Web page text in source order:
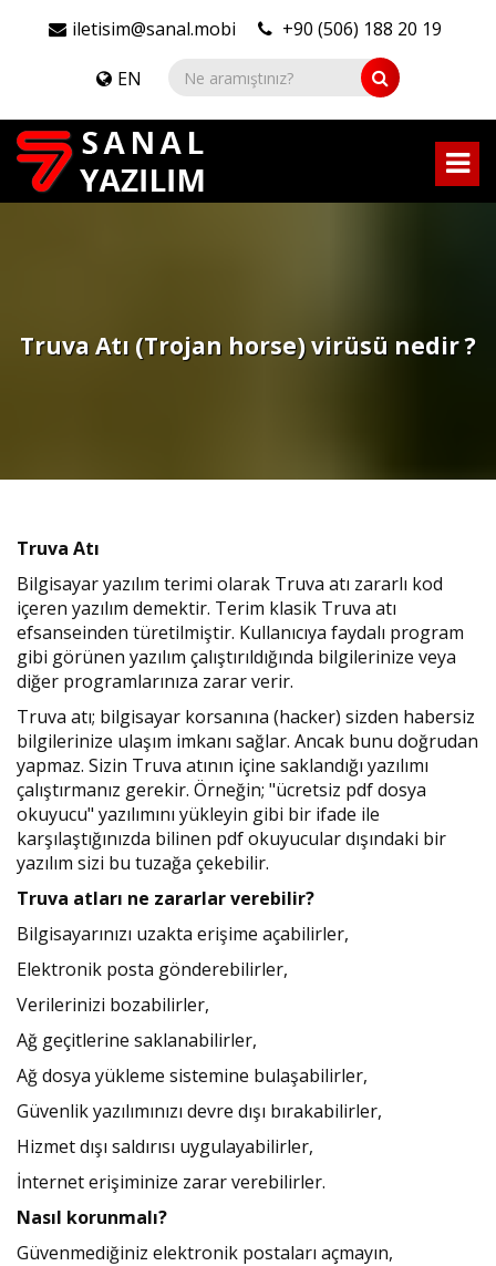
iletisim@sanal.mobi +90 (506) 188 20 19
EN
Truva Atı (Trojan horse) virüsü nedir ?
Truva Atı
Bilgisayar yazılım terimi olarak Truva atı zararlı kod
içeren yazılım demektir. Terim klasik Truva atı
efsanseinden türetilmiştir. Kullanıcıya faydalı program
gibi görünen yazılım çalıştırıldığında bilgilerinize veya
diğer programlarınıza zarar verir.
Truva atı; bilgisayar korsanına (hacker) sizden habersiz
bilgilerinize ulaşım imkanı sağlar. Ancak bunu doğrudan
yapmaz. Sizin Truva atının içine saklandığı yazılımı
çalıştırmanız gerekir. Örneğin; "ücretsiz pdf dosya
okuyucu" yazılımını yükleyin gibi bir ifade ile
karşılaştığınızda bilinen pdf okuyucular dışındaki bir
yazılım sizi bu tuzağa çekebilir.
Truva atları ne zararlar verebilir?
Bilgisayarınızı uzakta erişime açabilirler,
Elektronik posta gönderebilirler,
Verilerinizi bozabilirler,
Ağ geçitlerine saklanabilirler,
Ağ dosya yükleme sistemine bulaşabilirler,
Güvenlik yazılımınızı devre dışı bırakabilirler,
Hizmet dışı saldırısı uygulayabilirler,
İnternet erişiminize zarar verebilirler.
Nasıl korunmalı?
Güvenmediğiniz elektronik postaları açmayın,